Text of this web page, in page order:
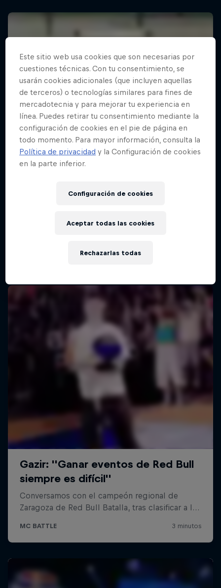
Este sitio web usa cookies que son necesarias por
cuestiones técnicas. Con tu consentimiento, se
usarán cookies adicionales (que incluyen aquellas
de terceros) o tecnologías similares para fines de
mercadotecnia y para mejorar tu experiencia en
línea. Puedes retirar tu consentimiento mediante la
configuración de cookies en el pie de página en
todo momento. Para mayor información, consulta la
Política de privacidad y la Configuración de cookies
en la parte inferior.
Configuración de cookies
Rechazarlas todas
Aceptar todas las cookies